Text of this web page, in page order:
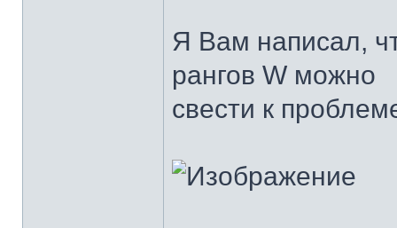
Я Вам написал,
рангов W можно
свести к